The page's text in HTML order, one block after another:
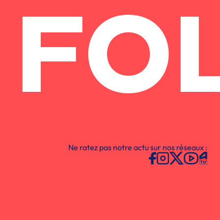
Ne ratez pas notre actu sur nos réseaux :